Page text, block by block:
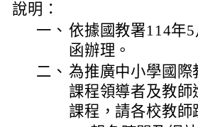
說明：
一、 依據國教署114年
函辦理。
二、 為推廣中小學國
課程領導者及教
課程，請各校教